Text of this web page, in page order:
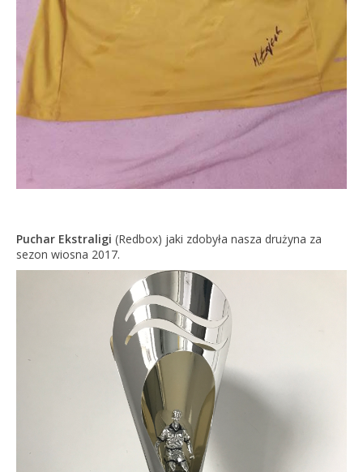
Puchar Ekstraligi (Redbox) jaki zdobyła nasza drużyna za
sezon wiosna 2017.